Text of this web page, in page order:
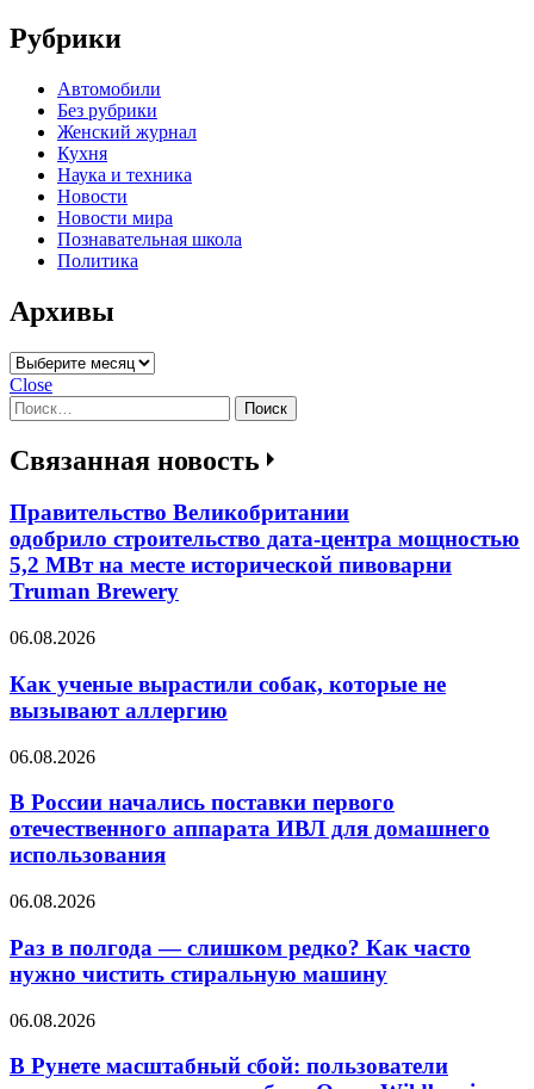
Рубрики
Автомобили
Без рубрики
Женский журнал
Кухня
Наука и техника
Новости
Новости мира
Познавательная школа
Политика
Архивы
Архивы
Close
Найти:
Связанная новость
Правительство Великобритании
одобрило строительство дата-центра мощностью
5,2 МВт на месте исторической пивоварни
Truman Brewery
06.08.2026
Как ученые вырастили собак, которые не
вызывают аллергию
06.08.2026
В России начались поставки первого
отечественного аппарата ИВЛ для домашнего
использования
06.08.2026
Раз в полгода — слишком редко? Как часто
нужно чистить стиральную машину
06.08.2026
В Рунете масштабный сбой: пользователи